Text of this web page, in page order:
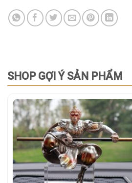
SHOP GỢI Ý SẢN PHẨM